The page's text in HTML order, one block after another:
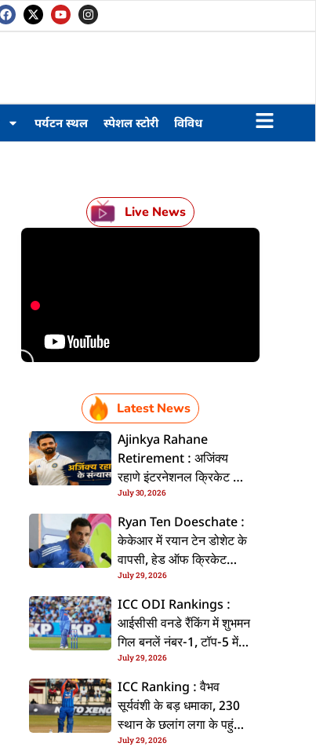
पर्यटन स्थल स्पेशल स्टोरी विविध
Live News
Latest News
Ajinkya Rahane
Retirement : अजिंक्य
रहाणे इंटरनेशनल क्रिकेट से
ललें संन्यास, सोशल मीडिया
पs पोस्ट कs के कइलें एलान
July 30, 2026
Ryan Ten Doeschate :
केकेआर में रयान टेन डोशेट के
वापसी, हेड ऑफ क्रिकेट
स्ट्रेटजी के जिम्मेदारी संभरिहें
July 29, 2026
ICC ODI Rankings :
आईसीसी वनडे रैंकिंग में शुभमन
गिल बनलें नंबर-1, टॉप-5 में
भारत के तीन बल्लेबाज
July 29, 2026
ICC Ranking : वैभव
सूर्यवंशी के बड़ धमाका, 230
स्थान के छलांग लगा के पहुंचलें
48वां नंबर पs
July 29, 2026